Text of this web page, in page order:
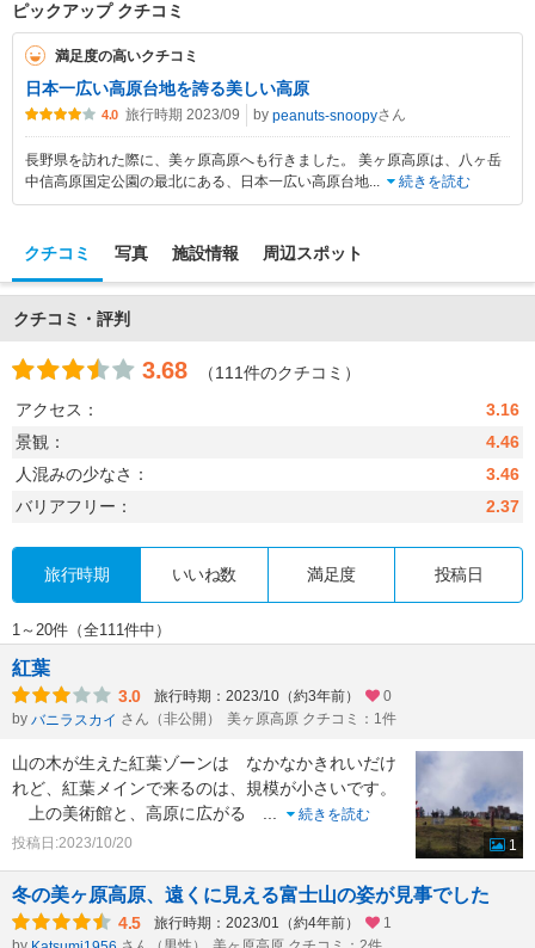
ピックアップ クチコミ
満足度の高いクチコミ
日本一広い高原台地を誇る美しい高原
4.0 旅行時期 2023/09 by peanuts-snoopyさん
長野県を訪れた際に、美ヶ原高原へも行きました。 美ヶ原高原は、八ヶ岳
中信高原国定公園の最北にある、日本一広い高原台地... 続きを読む
クチコミ 写真 施設情報 周辺スポット
クチコミ・評判
3.68
（111件のクチコミ）
アクセス：
3.16
景観：
4.46
人混みの少なさ：
3.46
バリアフリー：
2.37
旅行時期 いいね数 満足度 投稿日
1～20件（全111件中）
紅葉
3.0 旅行時期：2023/10（約3年前）
0
by バニラスカイ さん（非公開） 美ヶ原高原 クチコミ：1件
山の木が生えた紅葉ゾーンは なかなかきれいだけ
れど、紅葉メインで来るのは、規模が小さいです。
上の美術館と、高原に広がる
続きを読む
投稿日:2023/10/20
1
冬の美ヶ原高原、遠くに見える富士山の姿が見事でした
4.5 旅行時期：2023/01（約4年前）
1